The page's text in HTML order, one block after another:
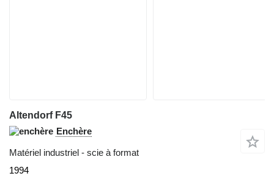
Altendorf F45
Enchère
Matériel industriel - scie à format
1994